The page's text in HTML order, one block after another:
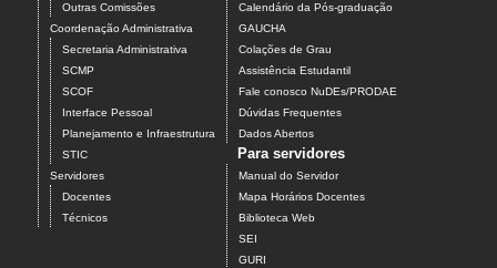
Outras Comissões
Coordenação Administrativa
Secretaria Administrativa
SCMP
SCOF
Interface Pessoal
Planejamento e Infraestrutura
STIC
Servidores
Docentes
Técnicos
Calendário da Pós-graduação
GAUCHA
Colações de Grau
Assistência Estudantil
Fale conosco NuDEs/PRODAE
Dúvidas Frequentes
Dados Abertos
Para servidores
Manual do Servidor
Mapa Horários Docentes
Biblioteca Web
SEI
GURI